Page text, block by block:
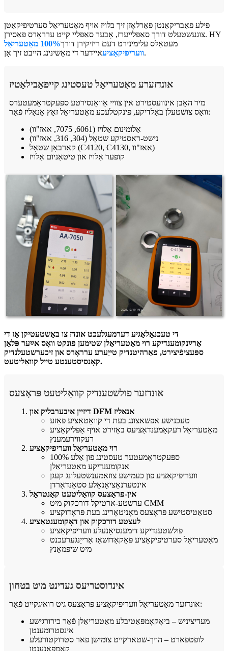
פילע פאַבריקאַנטן פאַרלאָזן זיך בלויז אויף מאַטעריאַל סערטיפיקאַטן
צוגעשטעלט דורך סאַפּלייערז, אָבער סאַפּליי קייט ערראָרס פּאַסירן. HY
מעטאַלס ​​עלימינירט דעם ריזיקירן דורך
100% מאַטעריאַל
וועריפיקאַציעאיידער די מאַשינינג הייבט זיך אָן.
אונדזערע מאַטעריאַל טעסטינג קייפּאַבילאַטיז
מיר האָבן אינוועסטירט אין צוויי אַוואַנסירטע ספּעקטראָמעטערס
וואָס צושטעלן באַלדיקע, פּינקטלעכע מאַטעריאַל זאַץ אַנאַליז פֿאַר:
אַלומינום אַלויז (6061, 7075, אאז"וו)
נישט-ראסטיקע שטאָל (304, 316, אאז"וו)
קאַרבאָן שטאָל (C4120, C4130, אאז"וו)
קופּער אַלויז און טיטאַניום אַלויז
די טעכנאָלאָגיע דערמעגלעכט אונדז צו באַשטעטיקן אַז די
אַרײַנקומענדיקע רוי מאַטעריאַלן שטימען פּונקט וואָס אײַער פּלאַן
ספּעציפֿיצירט, פאַרהיטנדיק טייַערע ערראָרס און זיכערשטעלנדיק
קאָנסיסטענטע טייל קוואַליטעט.
אונדזער פולשטענדיק קוואַליטעט פּראָצעס
דיזיין איבערבליק און DFM אנאליז
טעכנישע אפשאצונג בעת די קוואָטאַציע פאַזע
מאַטעריאַל רעקאָמענדאַציעס באַזירט אויף אַפּליקאַציע
רעקווירעמענץ
רוי מאַטעריאַל וועריפיקאַציע
100% ספּעקטראָמעטער טעסטינג פון אַלע
אנקומענדיקע מאַטעריאַלן
וועריפיקאַציע פון ​​כעמישע צוזאַמענשטעלונג קעגן
אינטערנאַציאָנאַלע סטאַנדאַרדן
אין-פּראָצעס קוואַליטעט קאָנטראָל
ערשטע-ארטיקל דורכקוק מיט CMM
סטאַטיסטישע פּראָצעס מאָניטאָרינג בעת פּראָדוקציע
לעצטע דורכקוק און דאָקומענטאַציע
פולשטענדיקע דימענסיאָנעלע וועריפיקאַציע
מאַטעריאַל סערטיפיקאַציע פּאַקאַדזשאַז אַרייַנגערעכנט
מיט שיפּמאַנץ
אינדוסטריעס געדינט מיט בטחון
אונדזער מאַטעריאַל וועריפיקאַציע פּראָצעס גיט רואיגקייט פֿאַר:
מעדיציניש – ביאָקאָמפּאַטיבלע מאַטעריאַלן פֿאַר כירורגישע
אינסטרומענטן
לופטפארט – הויך-שטארקייט צומישן פאר סטרוקטורעלע
קאמפאנענטן